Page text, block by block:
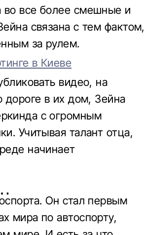
все более смешные и
связана с тем фактом,
за рулем.
в Киеве
видео, на
дороге в их дом, Зейна
с огромным
Учитывая талант отца,
начинает
Он стал первым
мира по автоспорту,